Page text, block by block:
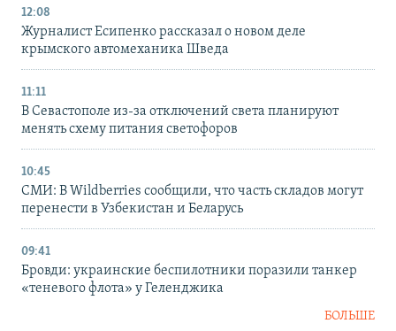
12:08
Журналист Есипенко рассказал о новом деле
крымского автомеханика Шведа
11:11
В Севастополе из-за отключений света планируют
менять схему питания светофоров
10:45
СМИ: В Wildberries сообщили, что часть складов могут
перенести в Узбекистан и Беларусь
09:41
Бровди: украинские беспилотники поразили танкер
«теневого флота» у Геленджика
БОЛЬШЕ